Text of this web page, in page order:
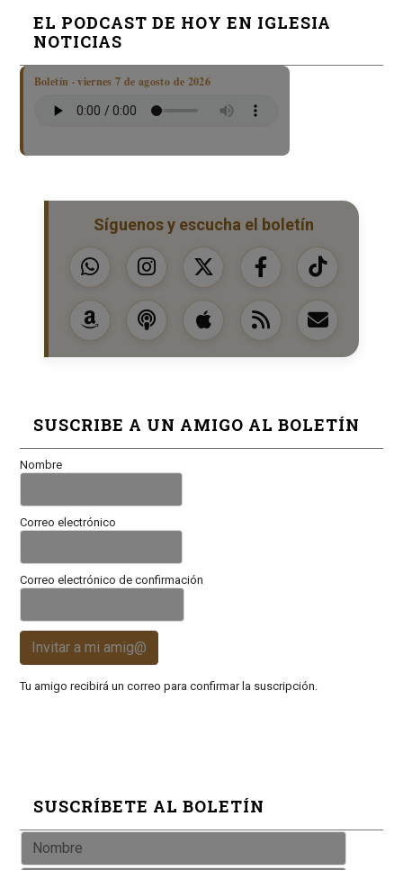
EL PODCAST DE HOY EN IGLESIA
NOTICIAS
Boletín · viernes 7 de agosto de 2026
Síguenos y escucha el boletín
SUSCRIBE A UN AMIGO AL BOLETÍN
Nombre
Correo electrónico
Correo electrónico de confirmación
Invitar a mi amig@
Tu amigo recibirá un correo para confirmar la suscripción.
SUSCRÍBETE AL BOLETÍN